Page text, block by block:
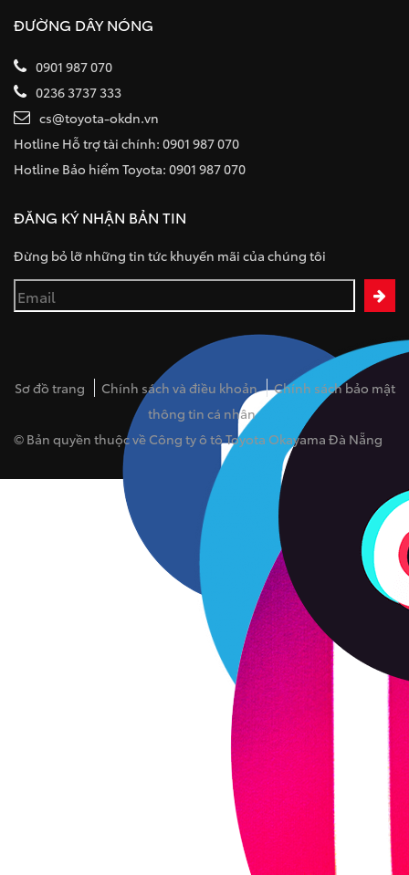
ĐƯỜNG DÂY NÓNG
0901 987 070
0236 3737 333
cs@toyota-okdn.vn
Hotline Hỗ trợ tài chính: 0901 987 070
Hotline Bảo hiểm Toyota: 0901 987 070
ĐĂNG KÝ NHẬN BẢN TIN
Đừng bỏ lỡ những tin tức khuyến mãi của chúng tôi
Sơ đồ trang Chính sách và điều khoản
Chính sách bảo mật
thông tin cá nhân
© Bản quyền thuộc về Công ty ô tô Toyota Okayama Đà Nẵng